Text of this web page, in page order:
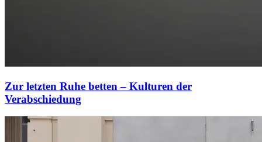
Zur letzten Ruhe betten – Kulturen der
Verabschiedung